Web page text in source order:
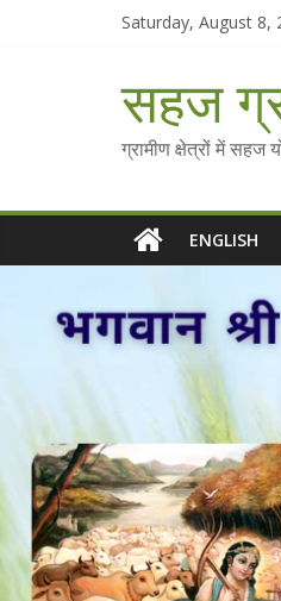
Saturday, August 8,
सहज
ग्रामीण क्षेत्रों में सहज
ENGLISH